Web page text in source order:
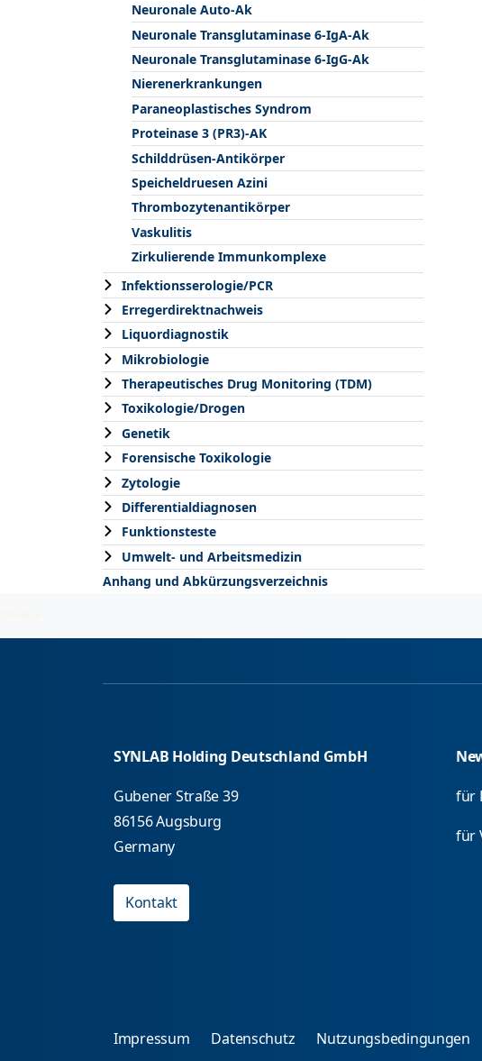
Neuronale Auto-Ak
Neuronale Transglutaminase 6-IgA-Ak
Neuronale Transglutaminase 6-IgG-Ak
Nierenerkrankungen
Paraneoplastisches Syndrom
Proteinase 3 (PR3)-AK
Schilddrüsen-Antikörper
Speicheldruesen Azini
Thrombozytenantikörper
Vaskulitis
Zirkulierende Immunkomplexe
Infektionsserologie/PCR
Erregerdirektnachweis
Liquordiagnostik
Mikrobiologie
Therapeutisches Drug Monitoring (TDM)
Toxikologie/Drogen
Genetik
Forensische Toxikologie
Zytologie
Differentialdiagnosen
Funktionsteste
Umwelt- und Arbeitsmedizin
Anhang und Abkürzungsverzeichnis
2026-08-06
SYNLAB Holding Deutschland GmbH
Gubener Straße 39
86156 Augsburg
Germany
Kontakt
für
für
Impressum Datenschutz Nutzungsbedingungen